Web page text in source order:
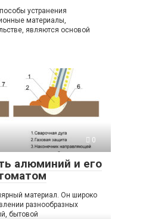
устранения
материалы,
являются основой
0
алюминий и его
материал. Он широко
разнообразных
бытовой